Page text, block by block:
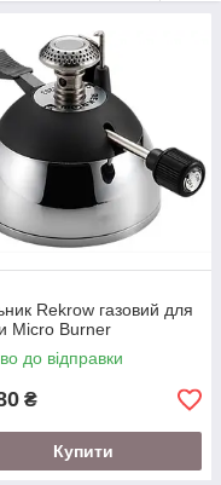
Rekrow газовий для
Micro Burner
до відправки
₴
Купити